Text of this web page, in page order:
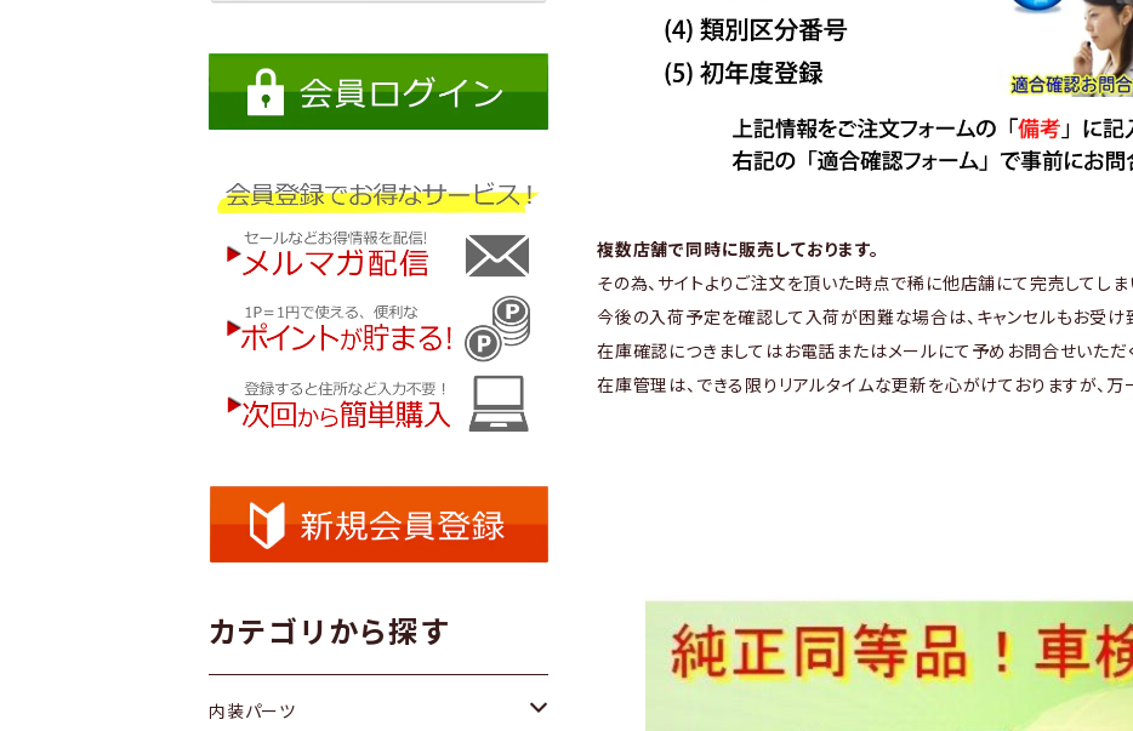
複数店舗で同時に販売しております。
その為、サイトよりご注文を頂いた時点で稀に他店舗にて完売してしま
今後の入荷予定を確認して入荷が困難な場合は、キャンセルもお受け
在庫確認につきましてはお電話またはメールにて予めお問合せいただ
在庫管理は、できる限りリアルタイムな更新を心がけておりますが、
カテゴリから探す
内装パーツ